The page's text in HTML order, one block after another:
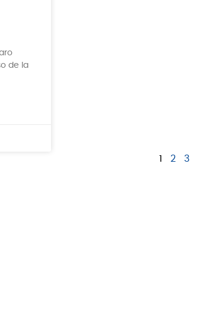
de la
1 2 3